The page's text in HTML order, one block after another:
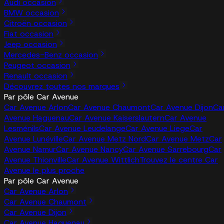
BMW occasion
Citroën occasion
Fiat occasion
Jeep occasion
Mercedes-Benz occasion
Peugeot occasion
Renault occasion
Découvrez toutes nos marques
Par pôle Car Avenue
Car Avenue ArlonCar Avenue ChaumontCar Avenue Dijon
Avenue HaguenauCar Avenue KaiserslauternCar Avenue
LesménilsCar Avenue LeudelangeCar Avenue LiegeCar
Avenue LunévilleCar Avenue Metz NordCar Avenue MetzCar
Avenue NamurCar Avenue NancyCar Avenue SarrebourgCar
Avenue ThionvilleCar Avenue WittlichTrouvez le centre Car
Avenue le plus proche
Par pôle Car Avenue
Car Avenue Arlon
Car Avenue Chaumont
Car Avenue Dijon